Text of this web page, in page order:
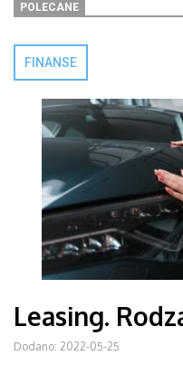
POLECANE
FINANSE
Leasing.
Dodano: 2022-05-25